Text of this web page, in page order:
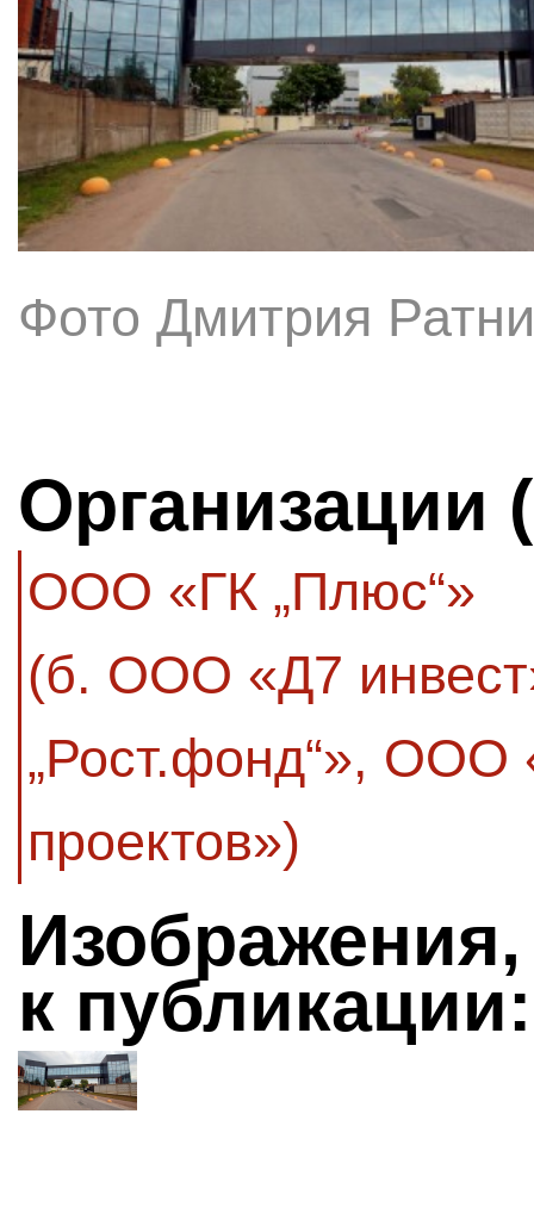
Фото Дмитрия
Организации
ООО «ГК „Плюс“»
(б. ООО «Д7
„Рост.фонд“», ООО
проектов»)
к публикации: